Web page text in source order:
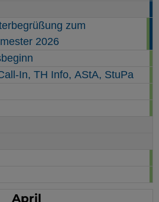
zum
2026
In, TH Info, AStA, StuPa
April
Videos,
oder